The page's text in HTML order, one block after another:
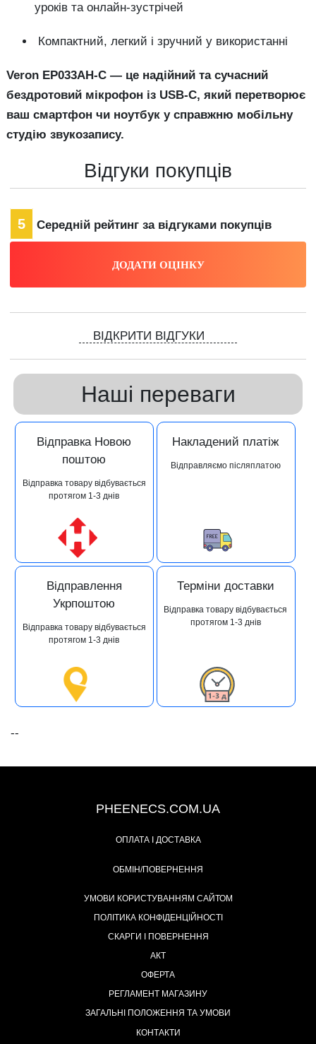
уроків та онлайн-зустрічей
Компактний, легкий і зручний у використанні
Veron EP033AH-C — це надійний та сучасний
бездротовий мікрофон із USB-C, який перетворює
ваш смартфон чи ноутбук у справжню мобільну
студію звукозапису.
Відгуки покупців
5 Середній рейтинг за відгуками покупців
ВІДКРИТИ ВІДГУКИ
Наші переваги
Відправка Новою
поштою
Відправка товару відбувається
протягом 1-3 днів
Накладений платіж
Відправляємо післяплатою
Відправлення
Укрпоштою
Відправка товару відбувається
протягом 1-3 днів
Терміни доставки
Відправка товару відбувається
протягом 1-3 днів
--
PHEENECS.COM.UA
ОПЛАТА І ДОСТАВКА
ОБМІН/ПОВЕРНЕННЯ
УМОВИ КОРИСТУВАННЯМ САЙТОМ
ПОЛІТИКА КОНФІДЕНЦІЙНОСТІ
СКАРГИ І ПОВЕРНЕННЯ
АКТ
ОФЕРТА
РЕГЛАМЕНТ МАГАЗИНУ
ЗАГАЛЬНІ ПОЛОЖЕННЯ ТА УМОВИ
КОНТАКТИ